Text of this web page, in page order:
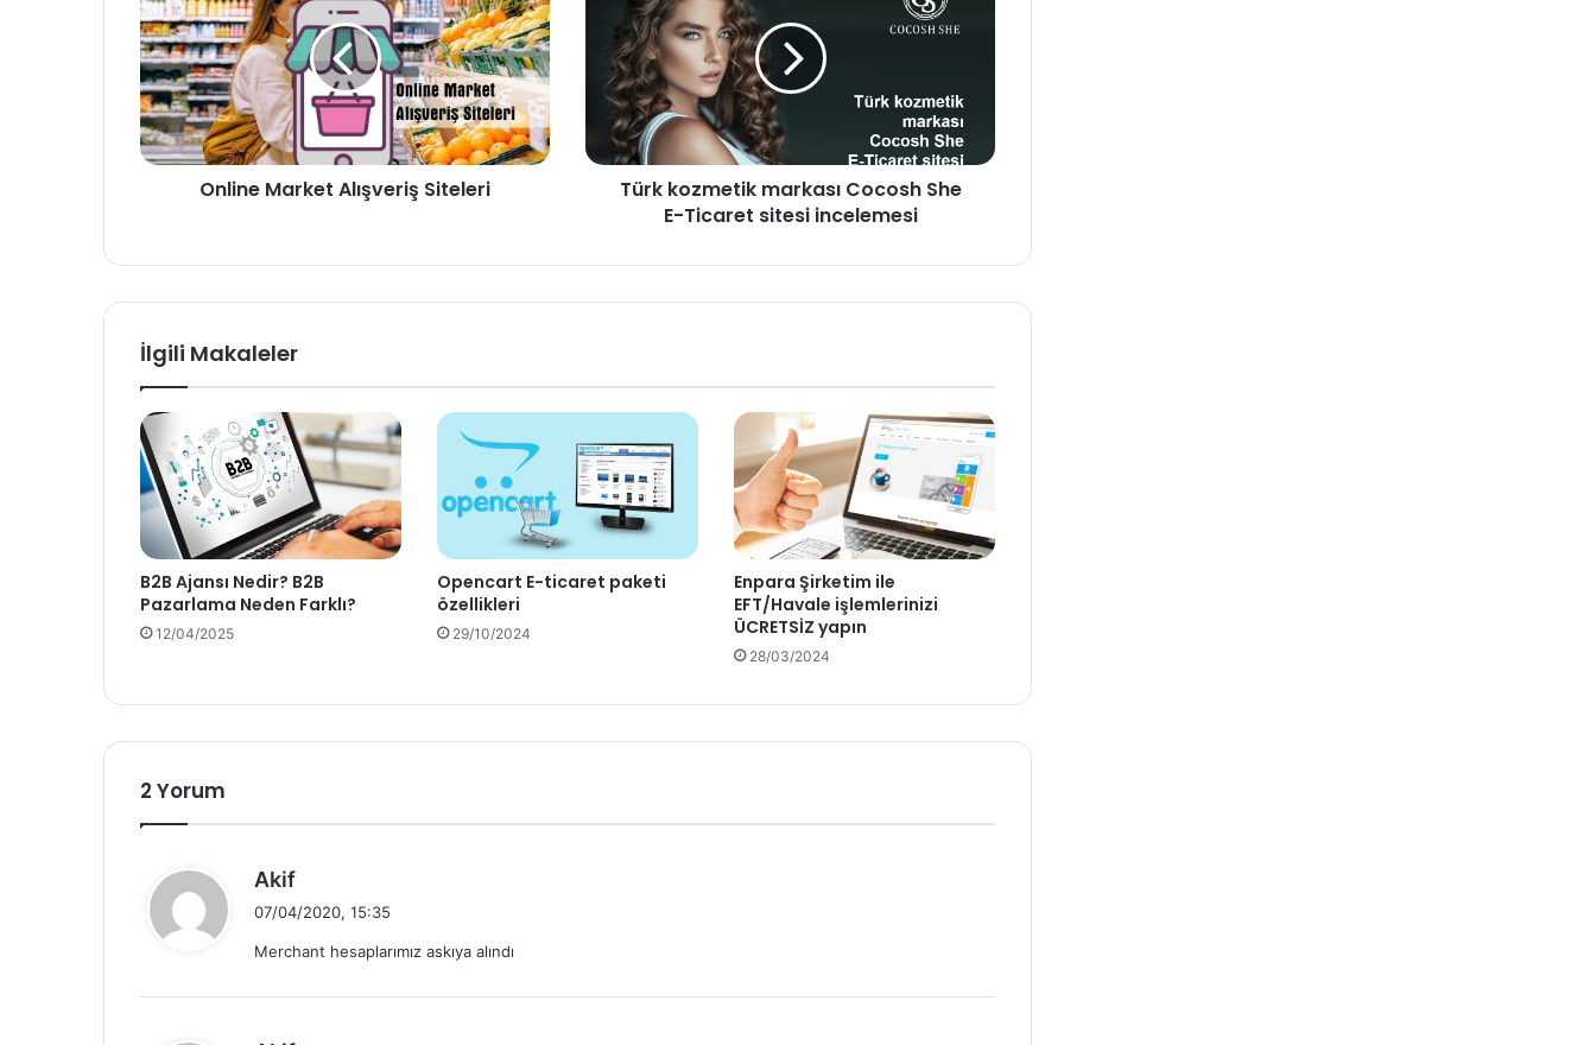
Alışveriş
Siteleri
Online Market Alışveriş Siteleri
markası
Cocosh
She
Ticaret
sitesi
incelemesi
Türk kozmetik markası Cocosh She
E-Ticaret sitesi incelemesi
İlgili Makaleler
B2B Ajansı Nedir? B2B
Pazarlama Neden Farklı?
12/04/2025
Opencart E-ticaret paketi
özellikleri
29/10/2024
Enpara Şirketim ile
EFT/Havale işlemlerinizi
ÜCRETSİZ yapın
28/03/2024
2 Yorum
Akif
i
07/04/2020, 15:35
Merchant hesaplarımız askıya alındı